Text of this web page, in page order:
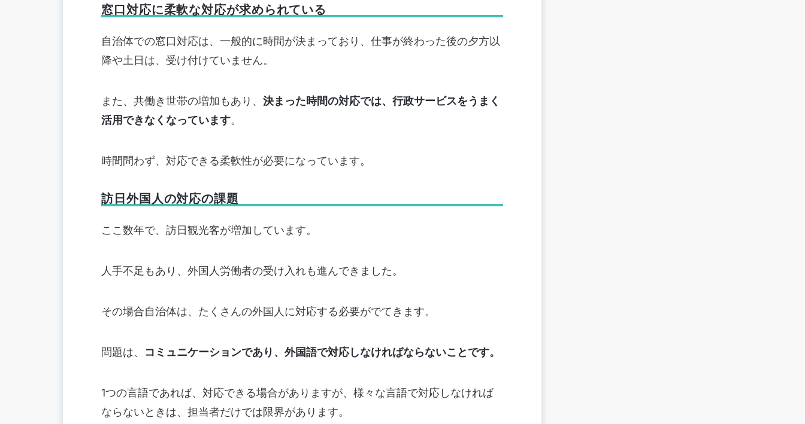
窓口対応に柔軟な対応が求められている
自治体での窓口対応は、一般的に時間が決まっており、仕事が終わった後の夕方以
降や土日は、受け付けていません。
また、共働き世帯の増加もあり、 決まった時間の対応では、行政サービスをうまく
活用できなくなっています。
時間問わず、対応できる柔軟性が必要になっています。
訪日外国人の対応の課題
ここ数年で、訪日観光客が増加しています。
人手不足もあり、外国人労働者の受け入れも進んできました。
その場合自治体は、たくさんの外国人に対応する必要がでてきます。
問題は、 コミュニケーションであり、外国語で対応しなければならないことです。
1つの言語であれば、対応できる場合がありますが、様々な言語で対応しなければ
ならないときは、担当者だけでは限界があります。